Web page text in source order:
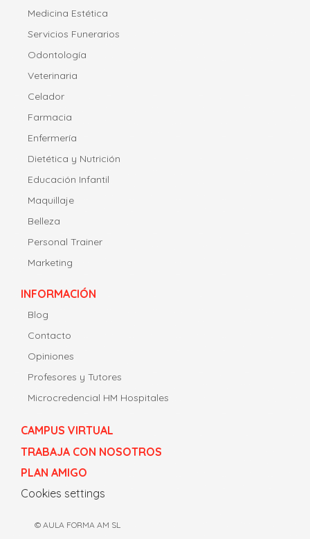
Medicina Estética
Servicios Funerarios
Odontología
Veterinaria
Celador
Farmacia
Enfermería
Dietética y Nutrición
Educación Infantil
Maquillaje
Belleza
Personal Trainer
Marketing
INFORMACIÓN
Blog
Contacto
Opiniones
Profesores y Tutores
Microcredencial HM Hospitales
CAMPUS VIRTUAL
TRABAJA CON NOSOTROS
PLAN AMIGO
Cookies settings
© AULA FORMA AM SL